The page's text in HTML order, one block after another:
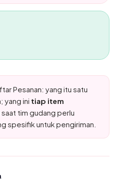
Pesanan: yang itu satu
yang ini tiap item
tim gudang perlu
spesifik untuk pengiriman.